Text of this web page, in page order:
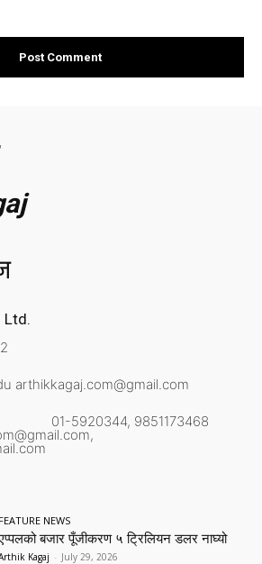
Ltd.
arthikkagaj.com@gmail.com
01-5920344, 9851173468
FEATURE NEWS
बजार पूँजीकरण ५ ट्रिलियन डलर नाघ्यो
Kagaj - July 29, 2026